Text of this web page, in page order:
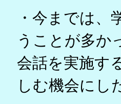
・今までは、
うことが多か
会話を実施す
しむ機会にし